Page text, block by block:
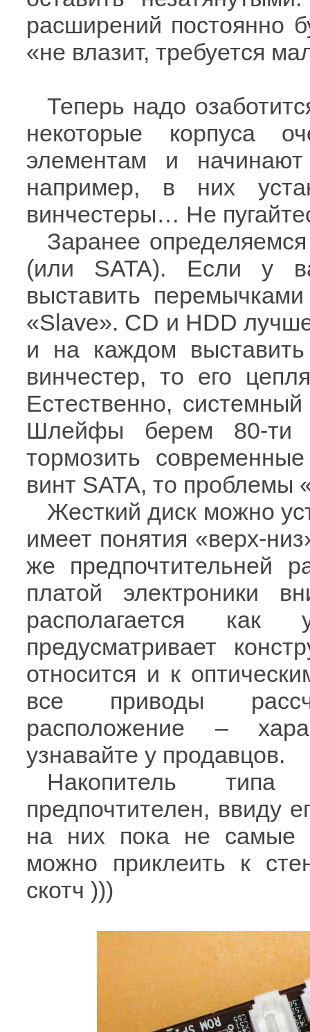
расширений постоянно
«не влазит, требуется
Теперь надо
некоторые корпуса
элементам и начинают
например, в них
винчестеры… Не
Заранее
(или SATA). Если у
выставить
«Slave». CD и HDD
и на каждом
винчестер, то его
Естественно,
Шлейфы берем 80-ти
тормозить
винт SATA, то проблемы
Жесткий диск можно
имеет понятия «верх-
же предпочтительней
платой электроники
располагается
предусматривает
относится и к
все приводы
расположение –
узнавайте у продавцов.
Накопитель
предпочтителен, ввиду
на них пока не самые
можно приклеить к
скотч )))